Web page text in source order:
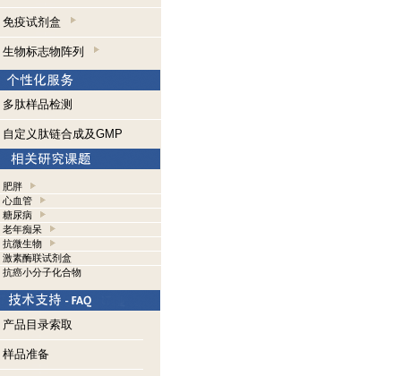
免疫试剂盒
生物标志物阵列
多肽样品检测
自定义肽链合成及GMP
肥胖
心血管
糖尿病
老年痴呆
抗微生物
激素酶联试剂盒
抗癌小分子化合物
产品目录索取
样品准备